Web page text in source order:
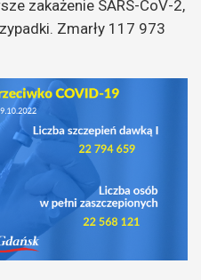
zakażenie SARS-CoV-2,
Zmarły 117 973